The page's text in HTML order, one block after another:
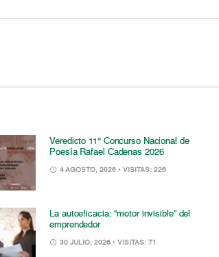
Veredicto 11° Concurso Nacional de
Poesía Rafael Cadenas 2026
4 AGOSTO, 2026 • VISITAS: 226
La autoeficacia: “motor invisible” del
emprendedor
30 JULIO, 2026 • VISITAS: 71